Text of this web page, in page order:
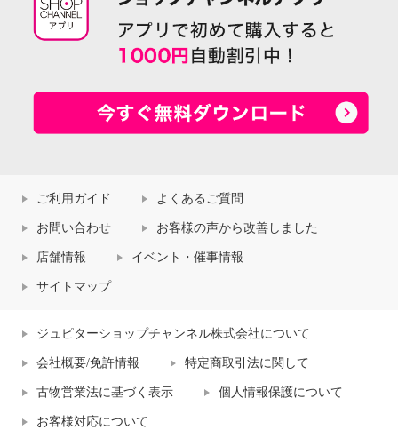
ご利用ガイド よくあるご質問
お問い合わせ お客様の声から改善しました
店舗情報 イベント・催事情報
サイトマップ
ジュピターショップチャンネル株式会社について
会社概要/免許情報 特定商取引法に関して
古物営業法に基づく表示 個人情報保護について
お客様対応について